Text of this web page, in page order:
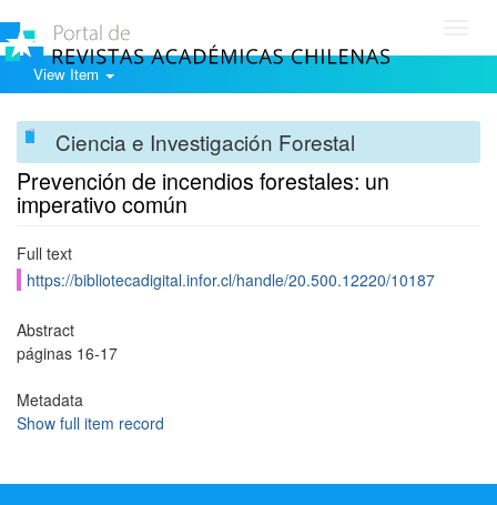
View Item
Ciencia e Investigación Forestal
Prevención de incendios forestales: un
imperativo común
Full text
https://bibliotecadigital.infor.cl/handle/20.500.12220/10187
Abstract
páginas 16-17
Metadata
Show full item record